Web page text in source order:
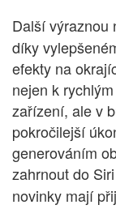
Další výraznou
díky
efekty na
nejen k
zařízení, ale v
pokročilejší
generováním
zahrnout do
novinky mají